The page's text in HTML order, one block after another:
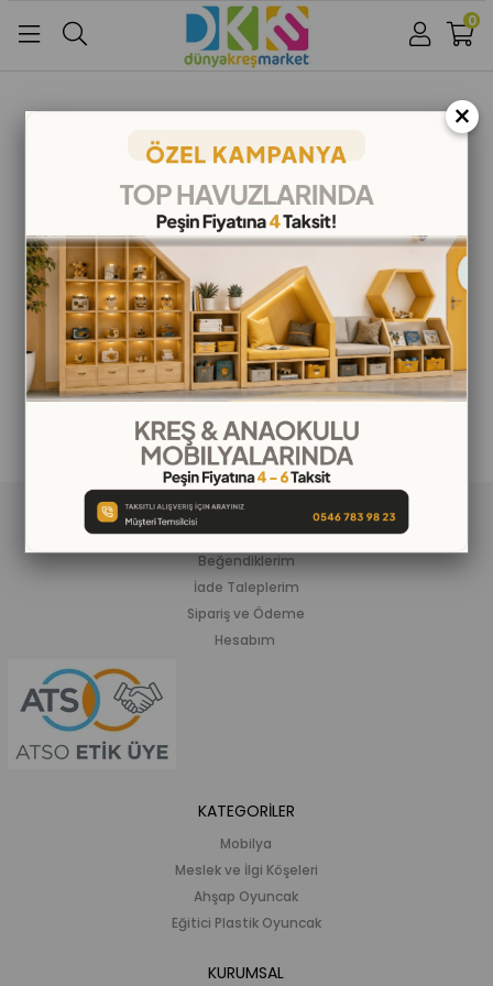
Google İle Bağlan
0
ALIŞVERİŞ BİLGİLERİ
Siparişlerim
Beğendiklerim
İade Taleplerim
Sipariş ve Ödeme
Hesabım
KATEGORİLER
Mobilya
Meslek ve İlgi Köşeleri
Ahşap Oyuncak
Eğitici Plastik Oyuncak
KURUMSAL
×